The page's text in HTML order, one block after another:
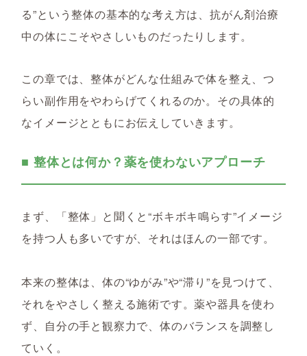
る”という整体の基本的な考え方は、抗がん剤治療
中の体にこそやさしいものだったりします。
この章では、整体がどんな仕組みで体を整え、つ
らい副作用をやわらげてくれるのか。その具体的
なイメージとともにお伝えしていきます。
■ 整体とは何か？薬を使わないアプローチ
まず、「整体」と聞くと“ボキボキ鳴らす”イメージ
を持つ人も多いですが、それはほんの一部です。
本来の整体は、体の“ゆがみ”や“滞り”を見つけて、
それをやさしく整える施術です。薬や器具を使わ
ず、自分の手と観察力で、体のバランスを調整し
ていく。